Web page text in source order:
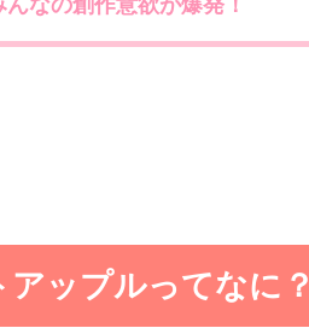
んなの創作意欲が爆発！
アップルってなに？